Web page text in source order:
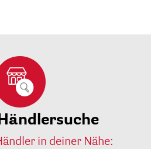
in deiner Nähe: